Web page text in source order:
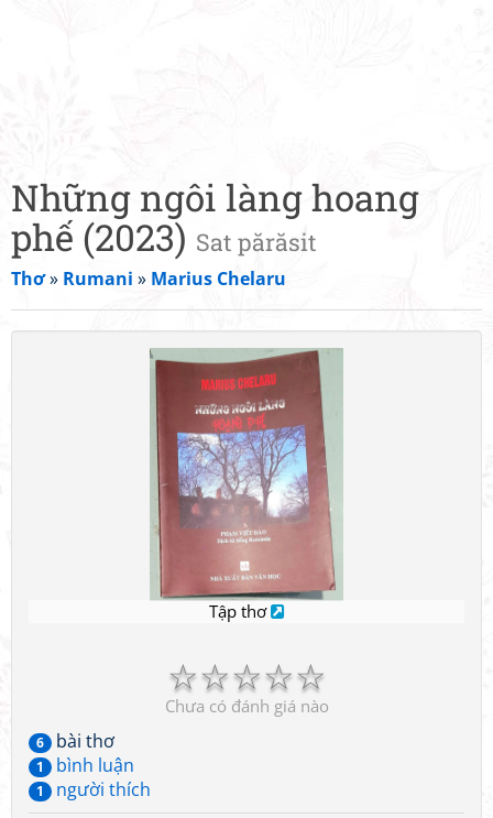
Những ngôi làng hoang
phế (2023) Sat părăsit
Thơ» Rumani » Marius Chelaru
Tập thơ
☆
☆
☆
☆
☆
Chưa có đánh giá nào
6 bài thơ
1 bình luận
1
người thích